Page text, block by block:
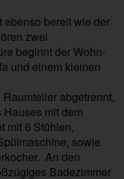
ebenso bereit wie der
zwei
beginnt der Wohn-
und einem kleinen
abgetrennt,
mit dem
mit 6 Stühlen,
sowie
An den
Badezimmer